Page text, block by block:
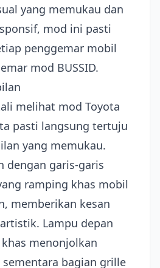
yang memukau dan
mod ini pasti
penggemar mobil
mod BUSSID.
melihat mod Toyota
pasti langsung tertuju
yang memukau.
dengan garis-garis
ramping khas mobil
memberikan kesan
Lampu depan
menonjolkan
bagian grille